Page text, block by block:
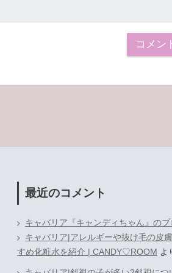
最近のコメント
キャバリア『キャンディちゃん』の
キャバリア|アレルギーや抜け毛の皮
すめ化粧水を紹介 | CANDY♡ROOM よ